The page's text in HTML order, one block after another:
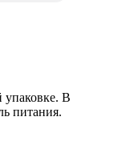
упаковке. В
питания.